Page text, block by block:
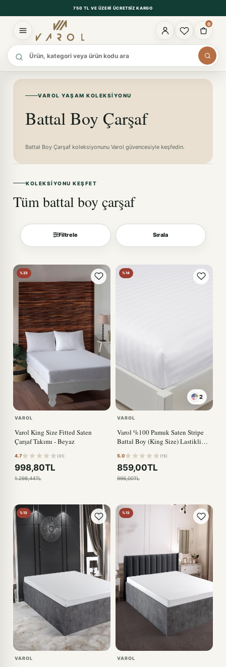
750 TL VE ÜZERI ÜCRETSIZ KARGO
0
Ürün ara
VAROL YAŞAM KOLEKSIYONU
Battal Boy Çarşaf
Battal Boy Çarşaf koleksiyonunu Varol güvencesiyle keşfedin.
KOLEKSIYONU KEŞFET
Tüm battal boy çarşaf
Filtrele Sırala
Sırala
%23
VAROL
Varol King Size Fitted Saten
Çarşaf Takımı - Beyaz
4.7 (31)
998,80TL
1.298,44TL
%14
2
VAROL
Varol %100 Pamuk Saten Stripe
Battal Boy (King Size) Lastikli
Kılıfı – 180x200 BEYAZ
5.0 (15)
859,00TL
996,00TL
%13
VAROL
%13
VAROL